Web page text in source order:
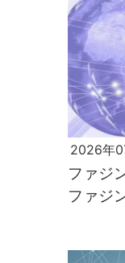
2026年
ファジ
ファジ